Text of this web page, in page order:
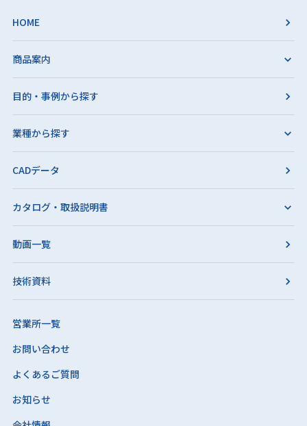
HOME
商品案内
目的・事例から探す
業種から探す
CADデータ
カタログ・取扱説明書
動画一覧
技術資料
営業所一覧
お問い合わせ
よくあるご質問
お知らせ